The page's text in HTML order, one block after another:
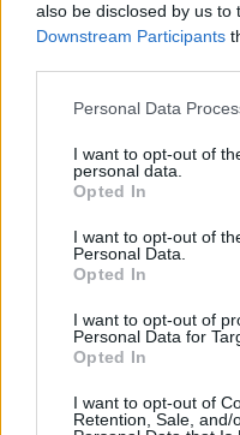
also be disclosed by us to
Downstream Participants
Personal Data
I want to opt-out of
personal data.
Opted In
I want to opt-out of
Personal Data.
Opted In
I want to opt-out of
Personal Data for
Opted In
I want to opt-out of
Retention, Sale, and/
decyzjach.
Sprawdź także:
Chmury –
Chmury –
Fejdippides
Kategorie
opracowania
Chmury -